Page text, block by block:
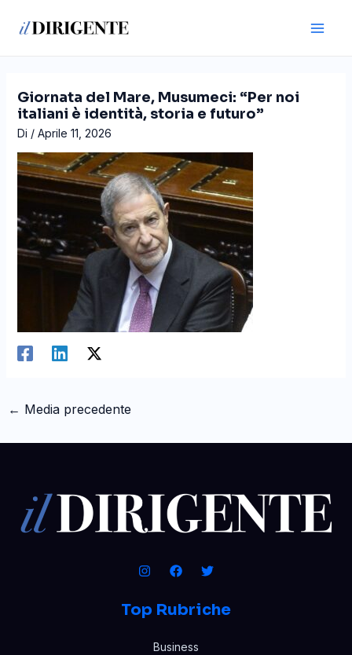
Giornata del Mare, Musumeci: “Per noi
italiani è identità, storia e futuro”
Di / Aprile 11, 2026
articoli
← Media precedente
Top Rubriche
Business